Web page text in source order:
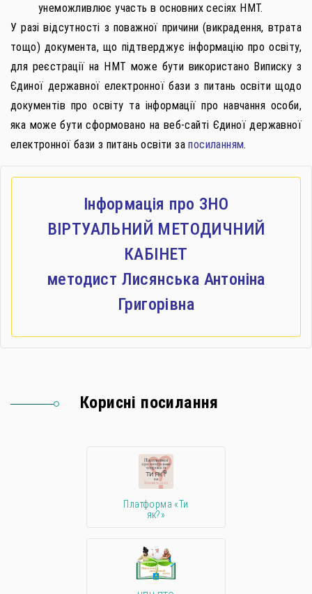
унеможливлює участь в основних сесіях НМТ.
У разі відсутності з поважної причини (викрадення, втрата
тощо) документа, що підтверджує інформацію про освіту,
для реєстрації на НМТ може бути використано Виписку з
Єдиної державної електронної бази з питань освіти щодо
документів про освіту та інформації про навчання особи,
яка може бути сформовано на веб-сайті Єдиної державної
електронної бази з питань освіти запосиланням.
Інформація про ЗНО
ВІРТУАЛЬНИЙ МЕТОДИЧНИЙ
КАБІНЕТ
методист Лисянська Антоніна
Григорівна
Корисні посилання
Платформа «Ти
як?»